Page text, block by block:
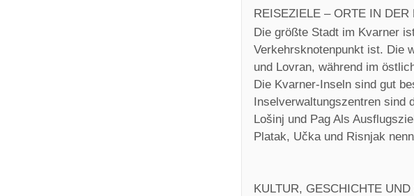
REISEZIELE – ORTE IN DER
Die größte Stadt im Kvarner
Verkehrsknotenpunkt ist. Die
und Lovran, während im
Die Kvarner-Inseln sind gut
Inselverwaltungszentren sind
Lošinj und Pag Als
Platak, Učka und Risnjak
KULTUR, GESCHICHTE